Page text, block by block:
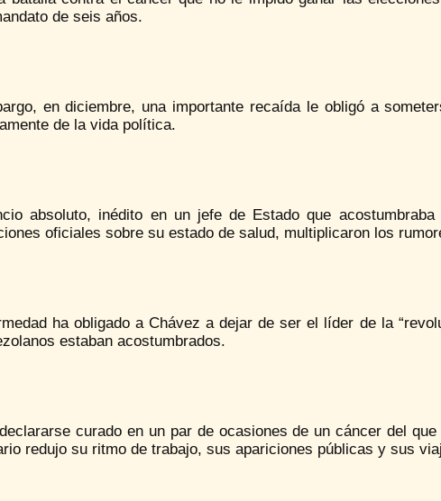
de seis años.
en diciembre, una importante recaída le obligó a
de la vida política.
absoluto, inédito en un jefe de Estado que
oficiales sobre su estado de salud, multiplicaron los
ha obligado a Chávez a dejar de ser el líder de la
estaban acostumbrados.
curado en un par de ocasiones de un cáncer del
redujo su ritmo de trabajo, sus apariciones públicas y sus